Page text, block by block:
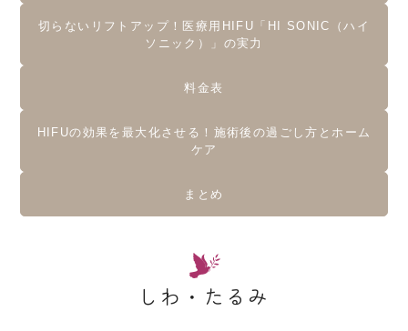
切らないリフトアップ！医療用HIFU「HI SONIC（ハイ
ソニック）」の実力
料金表
HIFUの効果を最大化させる！施術後の過ごし方とホーム
ケア
まとめ
しわ・たるみ